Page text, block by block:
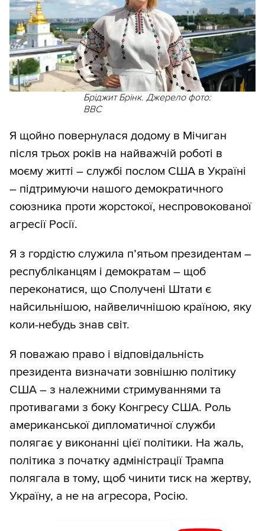
Бріджит Брінк. Джерело фото:
BBC
Я щойно повернулася додому в Мічиган
після трьох років на найважчій роботі в
моєму житті – службі послом США в Україні
– підтримуючи нашого демократичного
союзника проти жорстокої, неспровокованої
агресії Росії.
Я з гордістю служила п’ятьом президентам –
республіканцям і демократам – щоб
переконатися, що Сполучені Штати є
найсильнішою, найвеличнішою країною, яку
коли-небудь знав світ.
Я поважаю право і відповідальність
президента визначати зовнішню політику
США – з належними стримуваннями та
противагами з боку Конгресу США. Роль
американської дипломатичної служби
полягає у виконанні цієї політики. На жаль,
політика з початку адміністрації Трампа
полягала в тому, щоб чинити тиск на жертву,
Україну, а не на агресора, Росію.